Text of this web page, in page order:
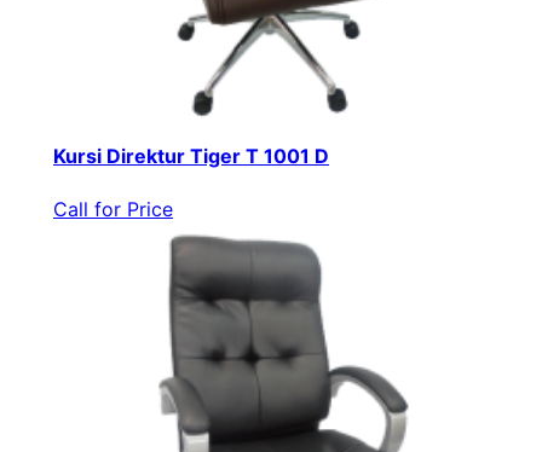
Kursi Direktur Tiger T 1001 D
Call for Price